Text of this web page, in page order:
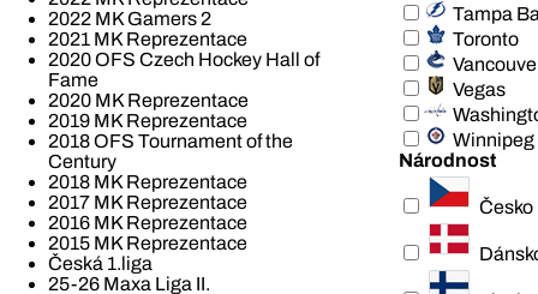
2022 MK Gamers 2
2021 MK Reprezentace
2020 OFS Czech Hockey Hall of
Fame
2020 MK Reprezentace
2019 MK Reprezentace
2018 OFS Tournament of the
Century
2018 MK Reprezentace
2017 MK Reprezentace
2016 MK Reprezentace
2015 MK Reprezentace
Česká 1.liga
25-26 Maxa Liga II.
Tampa
Toronto
Vegas
Winnipeg
Národnost
Česko